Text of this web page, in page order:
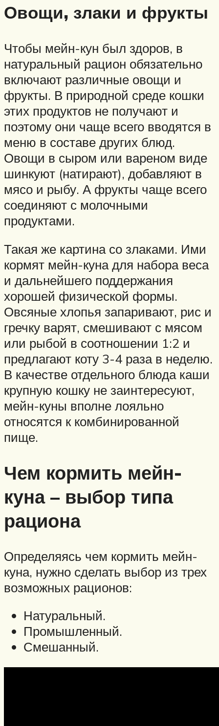
Овощи, злаки и фрукты
Чтобы мейн-кун был здоров, в
натуральный рацион обязательно
включают различные овощи и
фрукты. В природной среде кошки
этих продуктов не получают и
поэтому они чаще всего вводятся в
меню в составе других блюд.
Овощи в сыром или вареном виде
шинкуют (натирают), добавляют в
мясо и рыбу. А фрукты чаще всего
соединяют с молочными
продуктами.
Такая же картина со злаками. Ими
кормят мейн-куна для набора веса
и дальнейшего поддержания
хорошей физической формы.
Овсяные хлопья запаривают, рис и
гречку варят, смешивают с мясом
или рыбой в соотношении 1:2 и
предлагают коту 3-4 раза в неделю.
В качестве отдельного блюда каши
крупную кошку не заинтересуют,
мейн-куны вполне лояльно
относятся к комбинированной
пище.
Чем кормить мейн-
куна – выбор типа
рациона
Определяясь чем кормить мейн-
куна, нужно сделать выбор из трех
возможных рационов:
Натуральный.
Промышленный.
Смешанный.